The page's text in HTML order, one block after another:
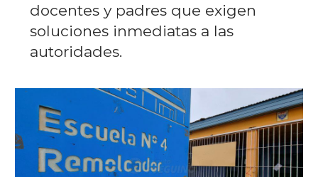
docentes y padres que exigen
soluciones inmediatas a las
autoridades.